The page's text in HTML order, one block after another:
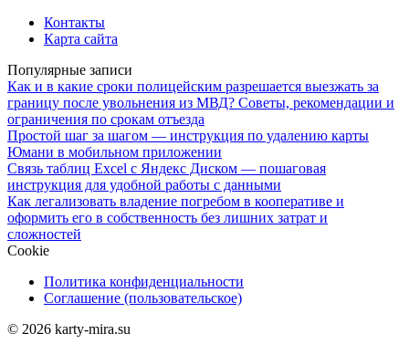
Контакты
Карта сайта
Популярные записи
Как и в какие сроки полицейским разрешается выезжать за
границу после увольнения из МВД? Советы, рекомендации и
ограничения по срокам отъезда
Простой шаг за шагом — инструкция по удалению карты
Юмани в мобильном приложении
Связь таблиц Excel с Яндекс Диском — пошаговая
инструкция для удобной работы с данными
Как легализовать владение погребом в кооперативе и
оформить его в собственность без лишних затрат и
сложностей
Cookie
Политика конфиденциальности
Соглашение (пользовательское)
© 2026 karty-mira.su